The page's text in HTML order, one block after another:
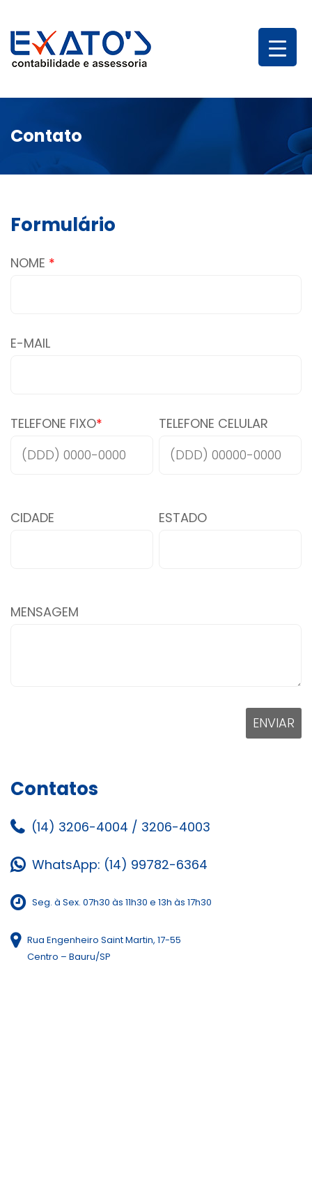
Contato
Formulário
NOME *
E-MAIL
TELEFONE FIXO* TELEFONE CELULAR
CIDADE ESTADO
MENSAGEM
Contatos
(14) 3206-4004 / 3206-4003
WhatsApp: (14) 99782-6364
Seg. à Sex. 07h30 às 11h30 e 13h às 17h30
Rua Engenheiro Saint Martin, 17-55
Centro – Bauru/SP